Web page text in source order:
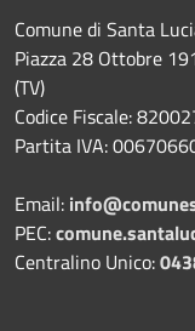
Comune di Santa
Piazza 28 Ottobre
(TV)
Codice Fiscale:
Partita IVA:
Email:
PEC:
Centralino Unico: